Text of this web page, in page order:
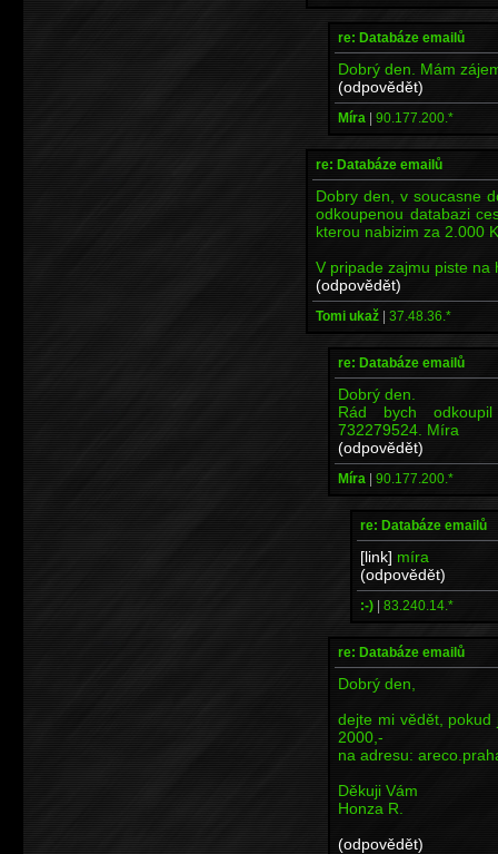
re: Databáze emailů
Dobrý den. Mám
(odpovědět)
Míra | 90.177.200.*
re: Databáze emailů
Dobry den, v soucasne
odkoupenou databazi
kterou nabizim za 2.000
V pripade zajmu piste na
(odpovědět)
Tomi ukaž | 37.48.36.*
re: Databáze emailů
Dobrý den.
Rád bych
732279524. Míra
(odpovědět)
Míra | 90.177.200.*
re: Databáze emailů
[link] míra
(odpovědět)
:-) | 83.240.14.*
re: Databáze emailů
Dobrý den,
dejte mi vědět,
2000,-
na adresu:
Děkuji Vám
Honza R.
(odpovědět)